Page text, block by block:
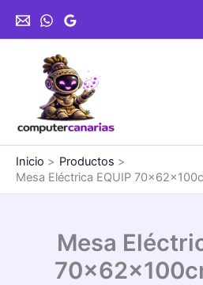
Inicio
Productos
Mesa Eléctrica EQUIP
Mesa
70x62x100cm
Blanca